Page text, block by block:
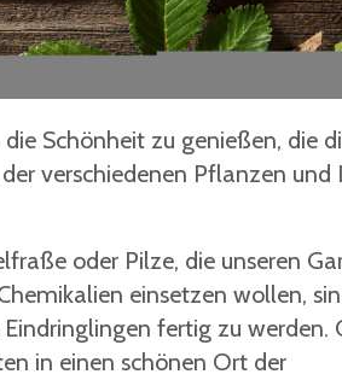
Schönheit zu genießen, die
verschiedenen Pflanzen und
oder Pilze, die unseren
einsetzen wollen,
fertig zu werden.
in einen schönen Ort der